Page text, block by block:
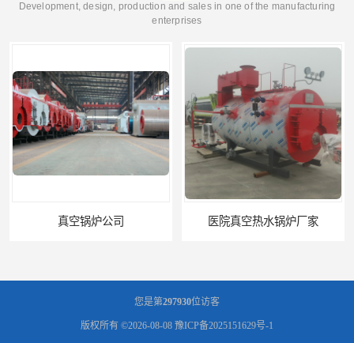
Development, design, production and sales in one of the manufacturing
enterprises
医院真空热水锅炉厂家 养殖真空热水锅炉厂商
您是第297930位访客
版权所有 ©2026-08-08 豫ICP备2025151629号-1